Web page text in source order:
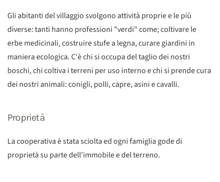
Gli abitanti del villaggio svolgono attività proprie e le più
diverse: tanti hanno professioni "verdi" come; coltivare le
erbe medicinali, costruire stufe a legna, curare giardini in
maniera ecologica. C'è chi si occupa del taglio dei nostri
boschi, chi coltiva i terreni per uso interno e chi si prende cura
dei nostri animali: conigli, polli, capre, asini e cavalli.
Proprietà
La cooperativa è stata sciolta ed ogni famiglia gode di
proprietà su parte dell'immobile e del terreno.